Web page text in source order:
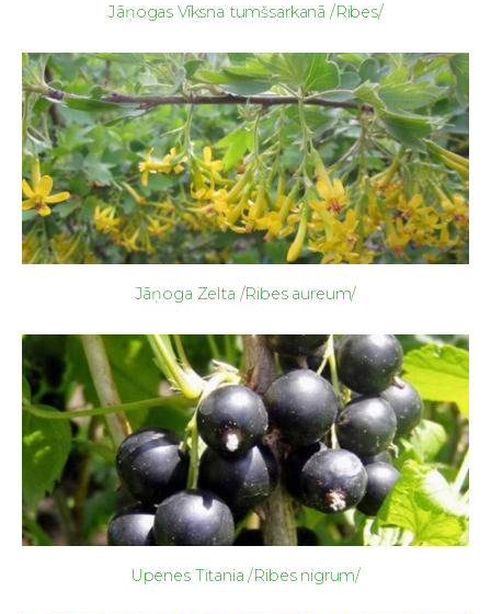
Jāņogas Vīksna tumšsarkanā /Ribes/
Jāņoga Zelta /Ribes aureum/
Upenes Titania /Ribes nigrum/